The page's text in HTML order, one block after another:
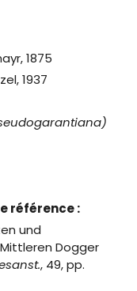
1875
1937
référence :
und
Dogger
, 49, pp.